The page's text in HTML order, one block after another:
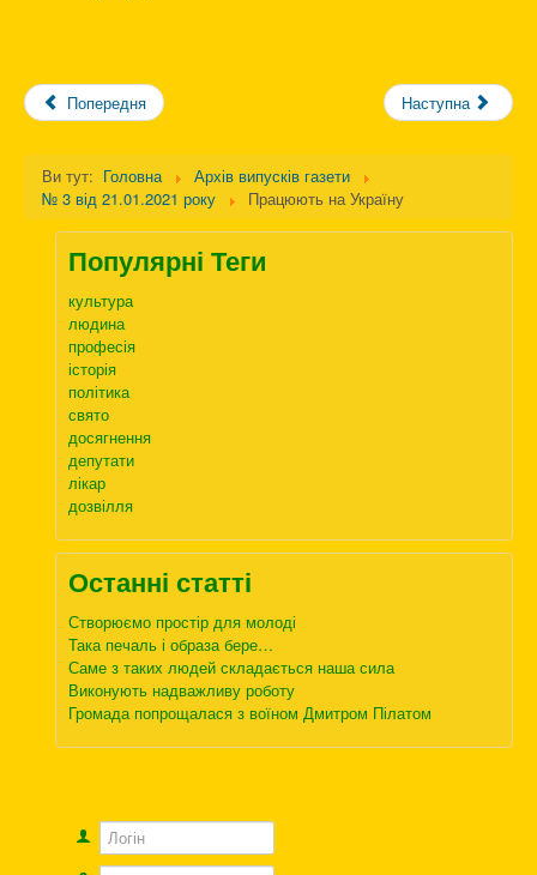
Попередня Наступна
Ви тут: Головна
Архів випусків газети
№ 3 від 21.01.2021 року
Працюють на Україну
Популярні Теги
культура
людина
професія
історія
політика
свято
досягнення
депутати
лікар
дозвілля
Останні статті
Створюємо простір для молоді
Така печаль і образа бере…
Саме з таких людей складається наша сила
Виконують надважливу роботу
Громада попрощалася з воїном Дмитром Пілатом
Логін